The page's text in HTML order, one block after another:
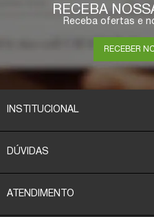
RECEBA
Receba ofertas e
RECEBER
INSTITUCIONAL
DÚVIDAS
ATENDIMENTO